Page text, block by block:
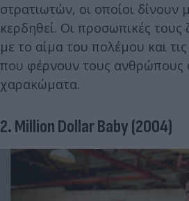
στρατιωτών, οι οποίοι
κερδηθεί. Οι προσωπικές τους
με το αίμα του πολέμου και
που φέρνουν τους ανθρώπους
χαρακώματα.
2. Million Dollar Baby (2004)